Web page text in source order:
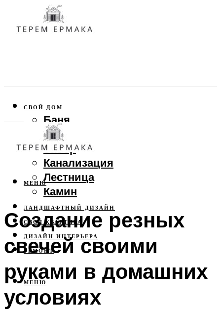
СВОЙ ДОМ
Баня
Веранда
Забор
Канализация
Лестница
Камин
ЛАНДШАФТНЫЙ ДИЗАЙН
СВОЯ КВАРТИРА
ДИЗАЙН ИНТЕРЬЕРА
РЕМОНТ
МЕНЮ
МЕНЮ
Создание резных
свечей своими
руками в домашних
условиях